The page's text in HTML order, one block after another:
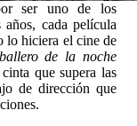
ser uno de los
cada película
lo hiciera el cine de
de la noche
que supera las
de dirección que